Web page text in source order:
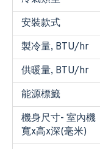
安裝款式
製冷量, BTU/hr
供暖量, BTU/hr
能源標籤
機身尺寸- 室內機
寬x高x深(毫米)